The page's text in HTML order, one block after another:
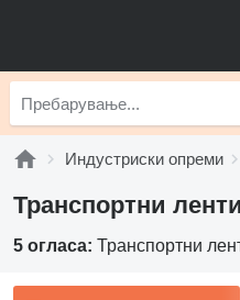
Индустриски опреми
Транспортни
5 огласа: Транспортни